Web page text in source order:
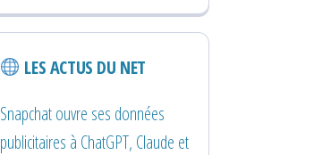
LES ACTUS DU NET
Snapchat ouvre ses données
publicitaires à ChatGPT, Claude et